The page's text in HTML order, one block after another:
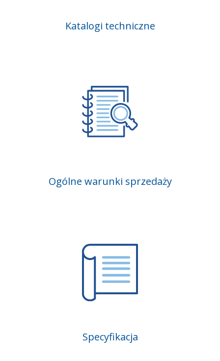
Katalogi techniczne
Ogólne warunki sprzedaży
Specyfikacja